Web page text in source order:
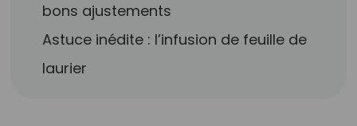
bons ajustements
Astuce inédite : l’infusion de feuille de
laurier